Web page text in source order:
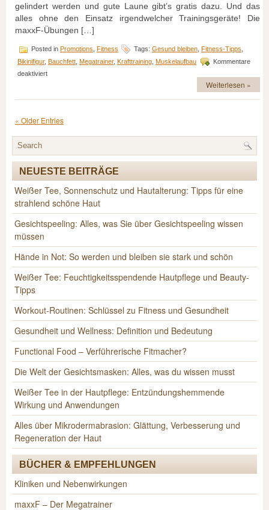
gelindert werden und gute Laune gibt’s gratis dazu. Und das
alles ohne den Einsatz irgendwelcher Trainingsgeräte! Die
maxxF-Übungen […]
Posted in Promotions Fitness Tags: Gesund bleiben Fitness-Tipps
Bikinifigur, Bauchfett Megatrainer, Krafttraining Muskelaufbau
Kommentare
deaktiviertfür
in
Weiterlesen »
« Older Entries
NEUESTE BEITRÄGE
Weißer Tee, Sonnenschutz und Hautalterung: Tipps für eine
strahlend schöne Haut
Gesichtspeeling: Alles, was Sie über Gesichtspeeling wissen
müssen
Hände in Not: So werden und bleiben sie stark und schön
Weißer Tee: Feuchtigkeitsspendende Hautpflege und Beauty-
Tipps
Workout-Routinen: Schlüssel zu Fitness und Gesundheit
Gesundheit und Wellness: Definition und Bedeutung
Functional Food – Verführerische Fitmacher?
Die Welt der Gesichtsmasken: Alles, was du wissen musst
Weißer Tee in der Hautpflege: Entzündungshemmende
Wirkung und Anwendungen
Alles über Mikrodermabrasion: Glättung, Verbesserung und
Regeneration der Haut
BÜCHER & EMPFEHLUNGEN
Kliniken und Nebenwirkungen
maxxF – Der Megatrainer